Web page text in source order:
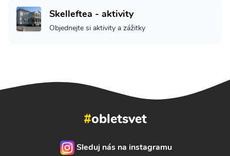
Skelleftea - aktivity
Objednejte si aktivity a zážitky
#obletsvet
Sleduj nás na instagramu